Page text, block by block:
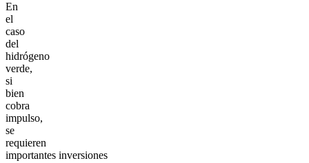
En
el
caso
del
hidrógeno
verde,
si
bien
cobra
impulso,
se
requieren
importantes inversiones